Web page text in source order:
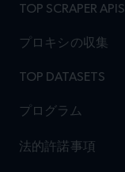
TOP SCRAPER APIS
プロキシの収集
TOP DATASETS
プログラム
法的許諾事項